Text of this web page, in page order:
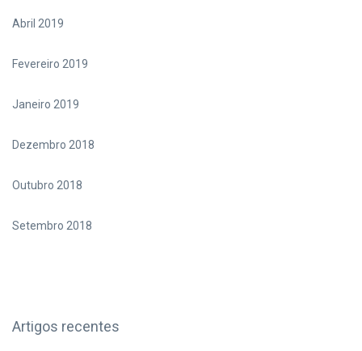
Abril 2019
Fevereiro 2019
Janeiro 2019
Dezembro 2018
Outubro 2018
Setembro 2018
Artigos recentes